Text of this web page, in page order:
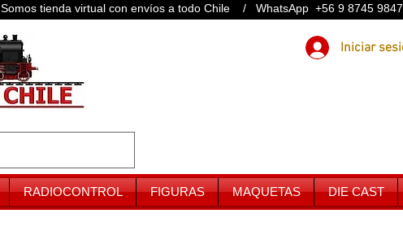
Somos tienda virtual con envíos a todo Chile / WhatsApp +56 9 8745 9847
RADIOCONTROL FIGURAS MAQUETAS DIE CAST